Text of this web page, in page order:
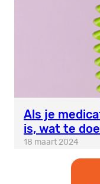
Als je
is, wat te
18 maart 2024